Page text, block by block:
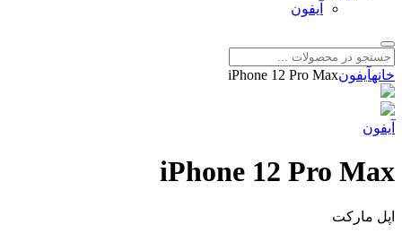
آیفون
خانهآیفونiPhone 12 Pro Max
آیفون
iPhone 12 Pro Max
اپل مارکت